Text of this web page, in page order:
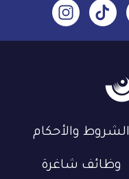
الشروط والأحكام
وظائف شاغرة